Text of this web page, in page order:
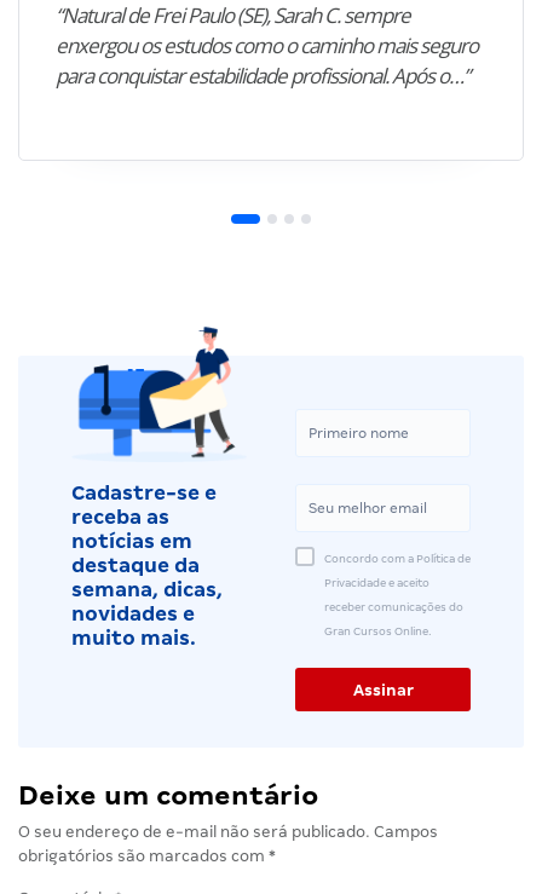
“Natural de Frei Paulo (SE), Sarah C. sempre
enxergou os estudos como o caminho mais seguro
para conquistar estabilidade profissional. Após o…”
Cadastre-se e
receba as
notícias em
destaque da
semana, dicas,
novidades e
muito mais.
Concordo com a Política de
Privacidade e aceito
receber comunicações do
Gran Cursos Online.
Deixe um comentário
O seu endereço de e-mail não será publicado. Campos
obrigatórios são marcados com *